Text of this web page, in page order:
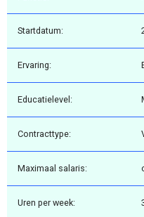
Startdatum:
Ervaring:
Educatielevel:
Contracttype:
Maximaal salaris:
Uren per week: